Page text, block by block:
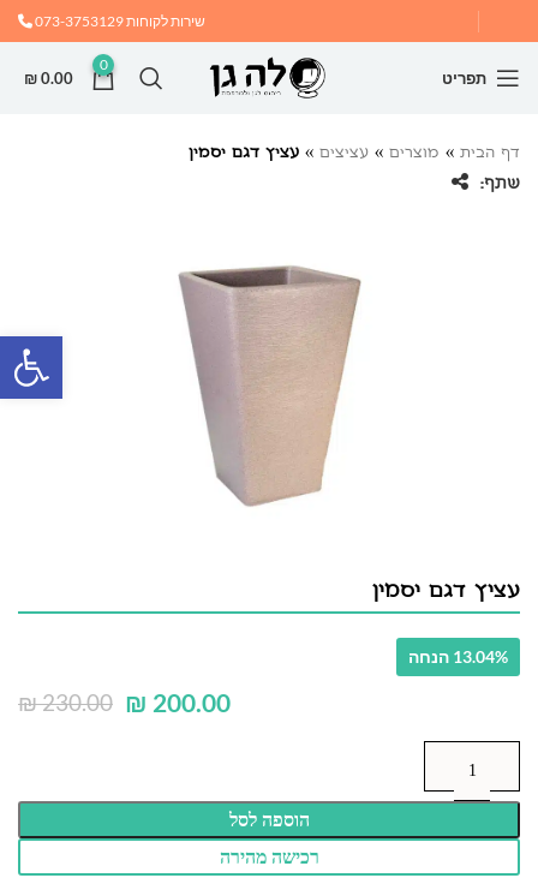
שירות לקוחות073-3753129
תפריט
0
₪0.00
דף הבית » מוצרים » עציצים » עציץ דגם יסמין
שתף:
עציץ דגם יסמין
13.04% הנחה
₪230.00 ₪ 200.00
הוספה לסל
רכישה מהירה